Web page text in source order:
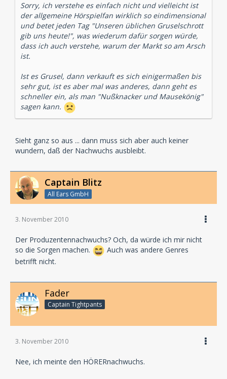
Sorry, ich verstehe es einfach nicht und vielleicht ist
der allgemeine Hörspielfan wirklich so eindimensional
und betet jeden Tag "Unseren üblichen Gruselschrott
gib uns heute!", was wiederum dafür sorgen würde,
dass ich auch verstehe, warum der Markt so am Arsch
ist.
Ist es Grusel, dann verkauft es sich einigermaßen bis
sehr gut, ist es aber mal was anderes, dann geht es
schneller ein, als man "Nußknacker und Mausekönig"
sagen kann.
Sieht ganz so aus ... dann muss sich aber auch keiner
wundern, daß der Nachwuchs ausbleibt.
Captain Blitz
All Ears GmbH
3. November 2010
Der Produzentennachwuchs? Och, da würde ich mir nicht
so die Sorgen machen.
Auch was andere Genres
betrifft nicht.
Fader
Captain Tightpants
3. November 2010
Nee, ich meinte den HÖRERnachwuchs.